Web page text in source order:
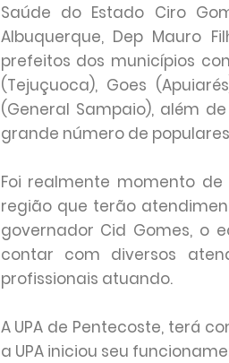
Saúde do Estado Ciro
Albuquerque, Dep Mauro
prefeitos dos municípios
(Tejuçuoca), Goes
(General Sampaio), além
grande número de
Foi realmente momento
região que terão
governador Cid Gomes, o
contar com diversos
profissionais atuando.
A UPA de Pentecoste, terá
a UPA iniciou seu